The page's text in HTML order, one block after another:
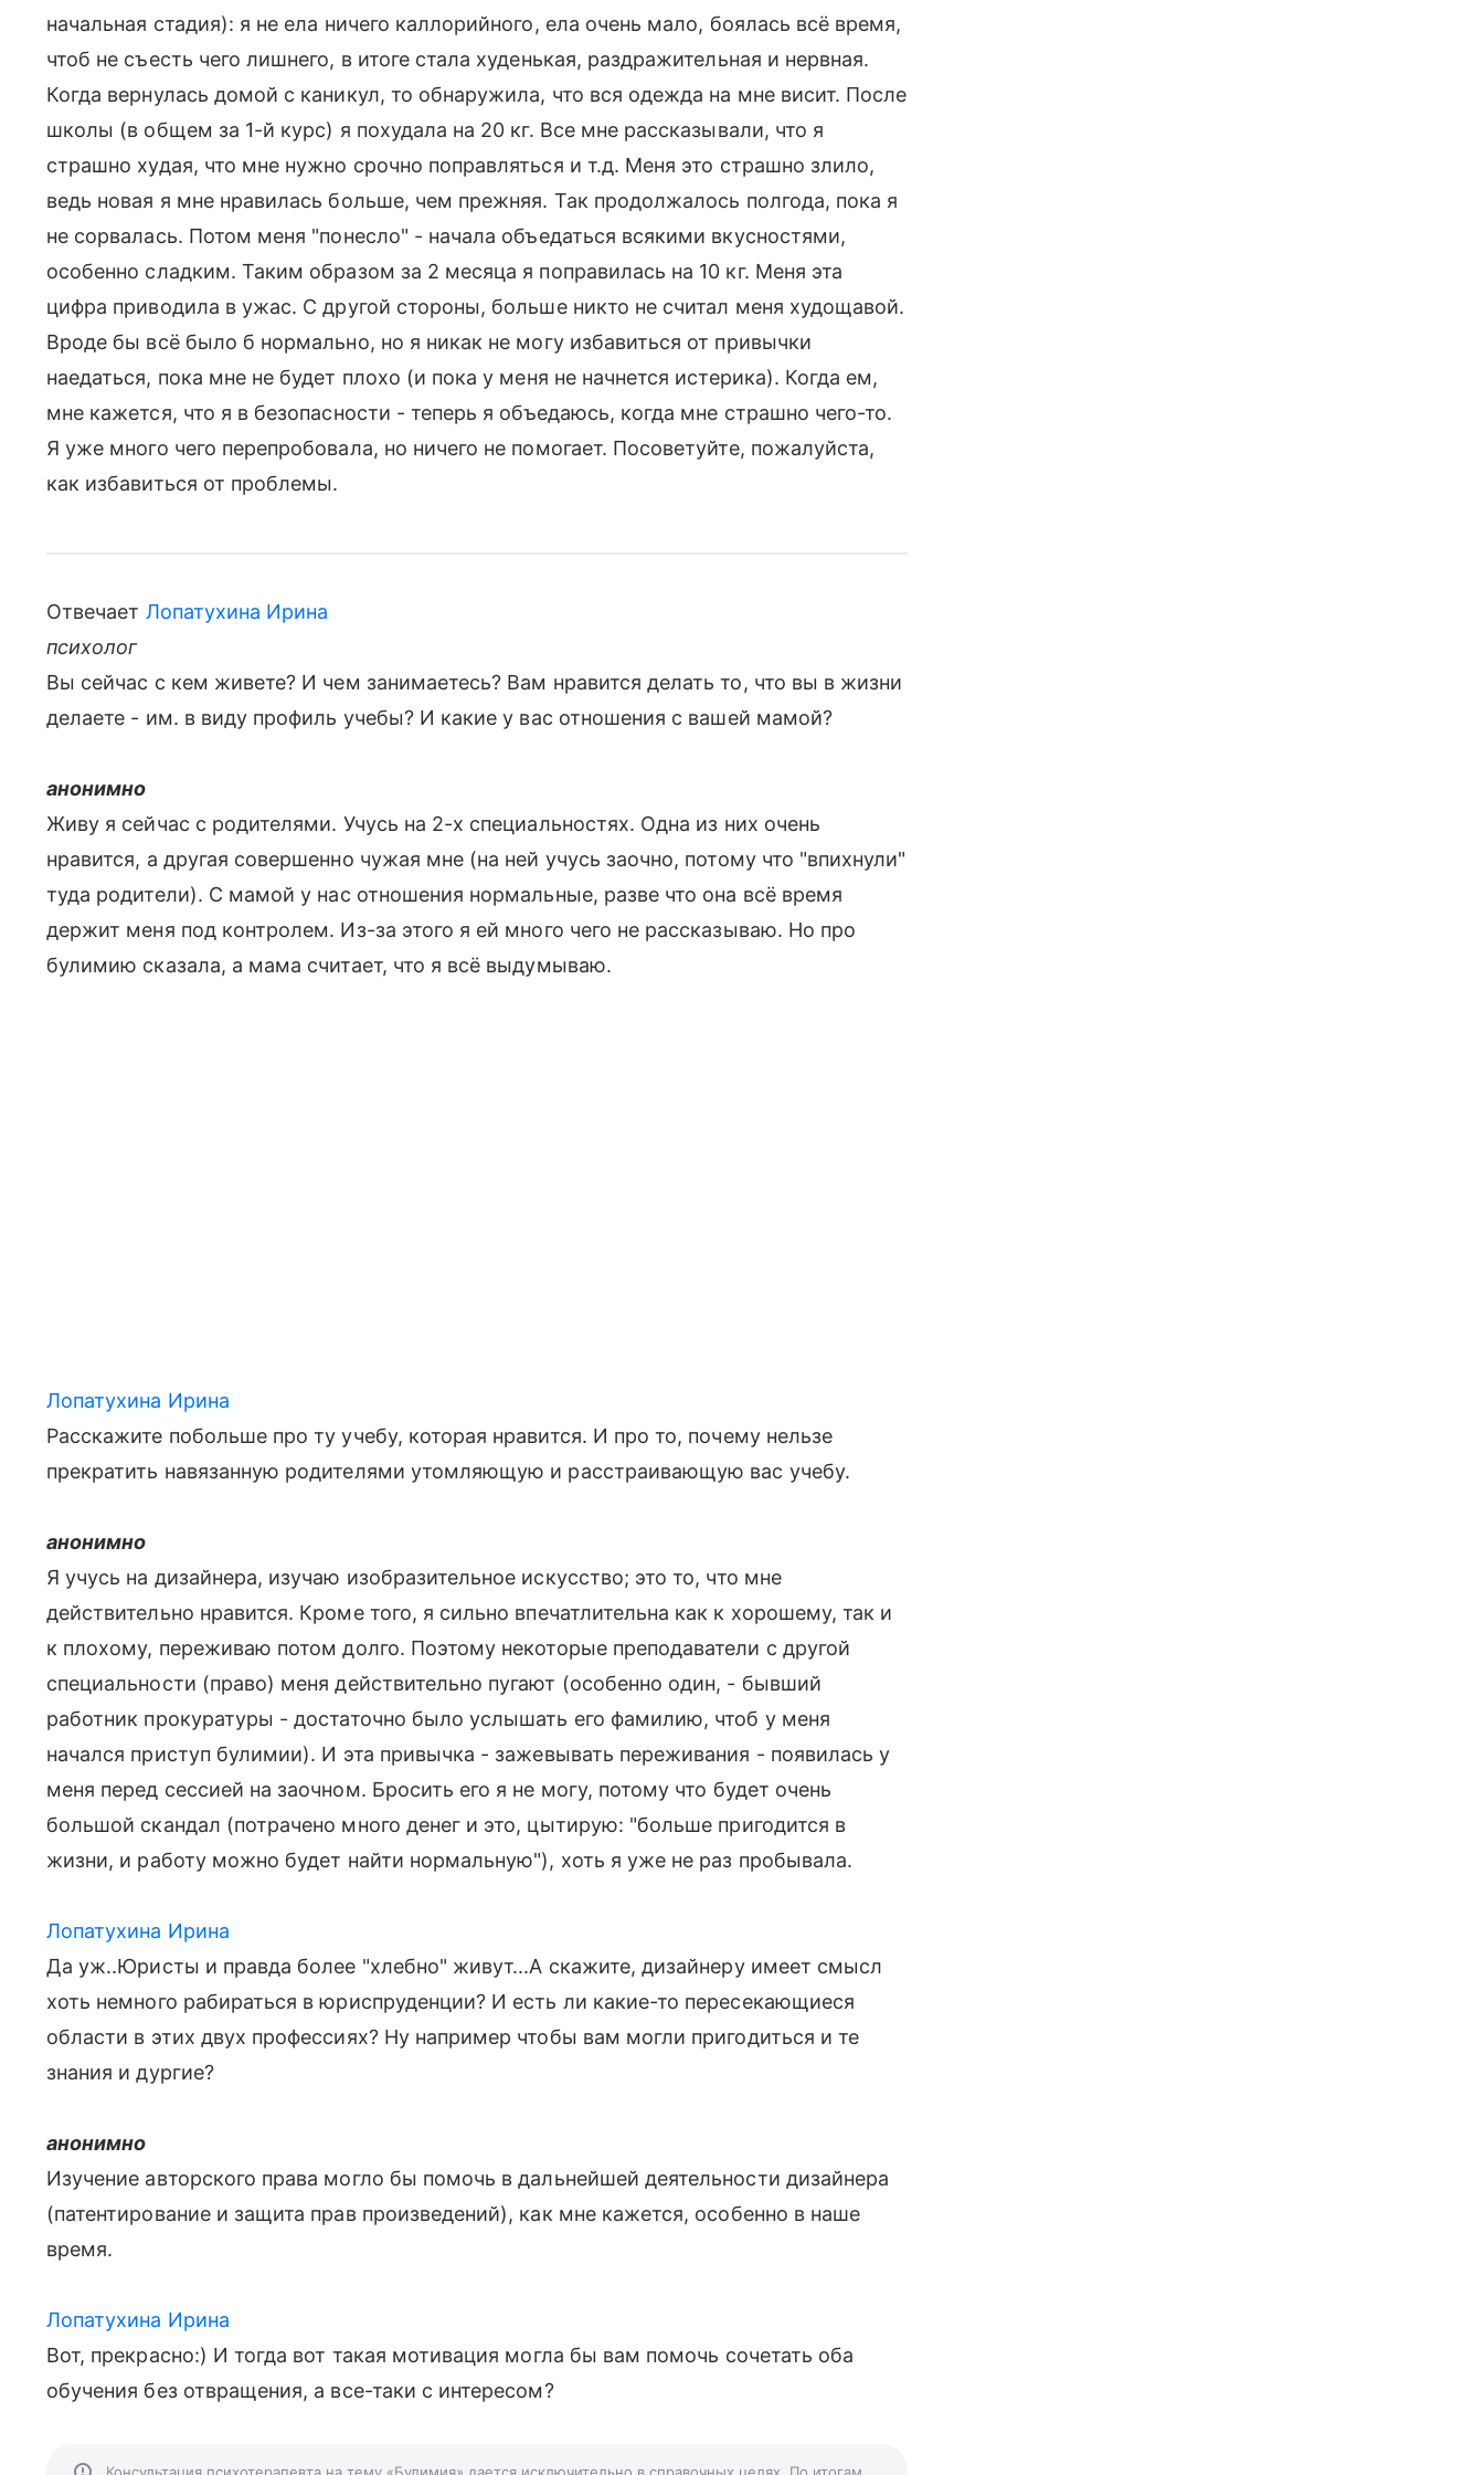
начальная стадия): я не ела ничего каллорийного, ела очень мало, боялась всё время,
чтоб не съесть чего лишнего, в итоге стала худенькая, раздражительная и нервная.
Когда вернулась домой с каникул, то обнаружила, что вся одежда на мне висит. После
школы (в общем за 1-й курс) я похудала на 20 кг. Все мне рассказывали, что я
страшно худая, что мне нужно срочно поправляться и т.д. Меня это страшно злило,
ведь новая я мне нравилась больше, чем прежняя. Так продолжалось полгода, пока я
не сорвалась. Потом меня "понесло" - начала объедаться всякими вкусностями,
особенно сладким. Таким образом за 2 месяца я поправилась на 10 кг. Меня эта
цифра приводила в ужас. С другой стороны, больше никто не считал меня худощавой.
Вроде бы всё было б нормально, но я никак не могу избавиться от привычки
наедаться, пока мне не будет плохо (и пока у меня не начнется истерика). Когда ем,
мне кажется, что я в безопасности - теперь я объедаюсь, когда мне страшно чего-то.
Я уже много чего перепробовала, но ничего не помогает. Посоветуйте, пожалуйста,
как избавиться от проблемы.
Отвечает Лопатухина Ирина
психолог
Вы сейчас с кем живете? И чем занимаетесь? Вам нравится делать то, что вы в жизни
делаете - им. в виду профиль учебы? И какие у вас отношения с вашей мамой?
анонимно
Живу я сейчас с родителями. Учусь на 2-х специальностях. Одна из них очень
нравится, а другая совершенно чужая мне (на ней учусь заочно, потому что "впихнули"
туда родители). С мамой у нас отношения нормальные, разве что она всё время
держит меня под контролем. Из-за этого я ей много чего не рассказываю. Но про
булимию сказала, а мама считает, что я всё выдумываю.
Лопатухина Ирина
Расскажите побольше про ту учебу, которая нравится. И про то, почему нельзе
прекратить навязанную родителями утомляющую и расстраивающую вас учебу.
анонимно
Я учусь на дизайнера, изучаю изобразительное искусство; это то, что мне
действительно нравится. Кроме того, я сильно впечатлительна как к хорошему, так и
к плохому, переживаю потом долго. Поэтому некоторые преподаватели с другой
специальности (право) меня действительно пугают (особенно один, - бывший
работник прокуратуры - достаточно было услышать его фамилию, чтоб у меня
начался приступ булимии). И эта привычка - зажевывать переживания - появилась у
меня перед сессией на заочном. Бросить его я не могу, потому что будет очень
большой скандал (потрачено много денег и это, цытирую: "больше пригодится в
жизни, и работу можно будет найти нормальную"), хоть я уже не раз пробывала.
Лопатухина Ирина
Да уж..Юристы и правда более "хлебно" живут...А скажите, дизайнеру имеет смысл
хоть немного рабираться в юриспруденции? И есть ли какие-то пересекающиеся
области в этих двух профессиях? Ну например чтобы вам могли пригодиться и те
знания и дургие?
анонимно
Изучение авторского права могло бы помочь в дальнейшей деятельности дизайнера
(патентирование и защита прав произведений), как мне кажется, особенно в наше
время.
Лопатухина Ирина
Вот, прекрасно:) И тогда вот такая мотивация могла бы вам помочь сочетать оба
обучения без отвращения, а все-таки с интересом?